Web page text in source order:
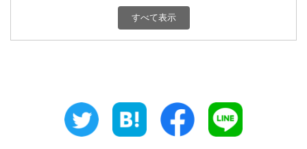
1,800円 群馬県
埼玉県 千葉県
1,800円 富山県
1,800円 福井県
すべて表示